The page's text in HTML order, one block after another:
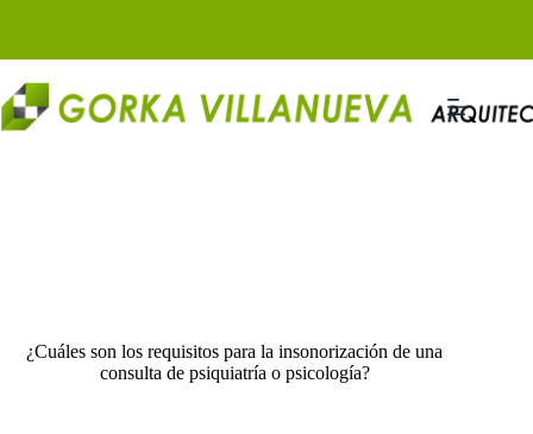
¿Cuáles son los requisitos para la insonorización de una
consulta de psiquiatría o psicología?